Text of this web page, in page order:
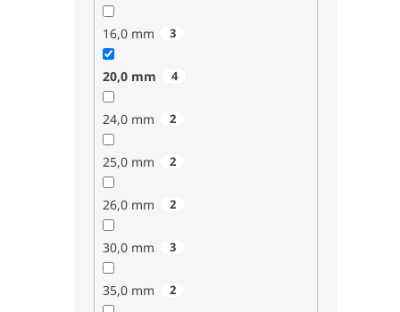
16,0 mm 3
20,0 mm 4
24,0 mm 2
25,0 mm 2
26,0 mm 2
30,0 mm 3
35,0 mm 2